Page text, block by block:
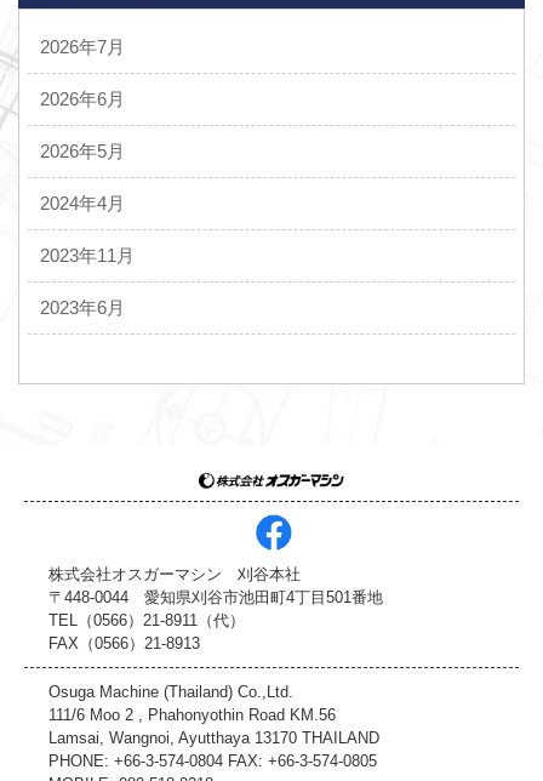
2026年7月
2026年6月
2026年5月
2024年4月
2023年11月
2023年6月
株式会社オスガーマシン 刈谷本社
〒448-0044 愛知県刈谷市池田町4丁目501番地
TEL（0566）21-8911（代）
FAX（0566）21-8913
Osuga Machine (Thailand) Co.,Ltd.
111/6 Moo 2 , Phahonyothin Road KM.56
Lamsai, Wangnoi, Ayutthaya 13170 THAILAND
PHONE: +66-3-574-0804 FAX: +66-3-574-0805